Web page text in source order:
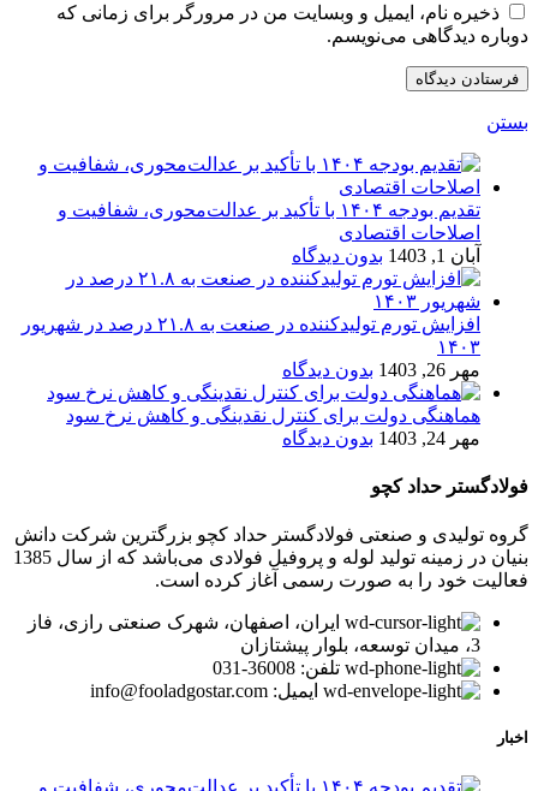
ذخیره نام، ایمیل و وبسایت من در مرورگر برای زمانی که
دوباره دیدگاهی می‌نویسم.
بستن
تقدیم بودجه ۱۴۰۴ با تأکید بر عدالت‌محوری، شفافیت و
اصلاحات اقتصادی
آبان 1, 1403
بدون دیدگاه
افزایش تورم تولیدکننده در صنعت به ۲۱.۸ درصد در شهریور
۱۴۰۳
مهر 26, 1403
بدون دیدگاه
هماهنگی دولت برای کنترل نقدینگی و کاهش نرخ سود
مهر 24, 1403
بدون دیدگاه
فولادگستر حداد کچو
گروه تولیدی و صنعتی فولادگستر حداد کچو بزرگترین شرکت دانش
بنیان در زمینه تولید لوله و پروفیل فولادی می‌باشد که از سال 1385
فعالیت خود را به صورت رسمی آغاز کرده است.
ایران، اصفهان، شهرک صنعتی رازی، فاز
3، میدان توسعه، بلوار پیشتازان
تلفن: 36008-031
ایمیل: info@fooladgostar.com
اخبار